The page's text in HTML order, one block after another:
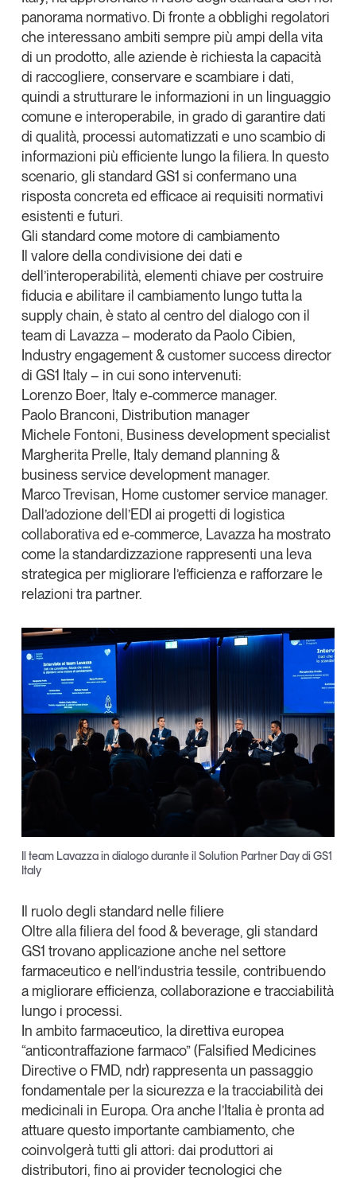
panorama normativo. Di fronte a obblighi regolatori
che interessano ambiti sempre più ampi della vita
di un prodotto, alle aziende è richiesta la capacità
di raccogliere, conservare e scambiare i dati,
quindi a strutturare le informazioni in un linguaggio
comune e interoperabile, in grado di garantire dati
di qualità, processi automatizzati e uno scambio di
informazioni più efficiente lungo la filiera. In questo
scenario, gli standard GS1 si confermano una
risposta concreta ed efficace ai requisiti normativi
esistenti e futuri.
Gli standard come motore di cambiamento
Il valore della condivisione dei dati e
dell’interoperabilità, elementi chiave per costruire
fiducia e abilitare il cambiamento lungo tutta la
supply chain, è stato al centro del dialogo con il
team di Lavazza– moderato da Paolo Cibien,
Industry engagement & customer success director
di GS1 Italy – in cui sono intervenuti:
Lorenzo Boer, Italy e-commerce manager.
Paolo Branconi, Distribution manager
Michele Fontoni, Business development specialist
Margherita Prelle, Italy demand planning &
business service development manager.
Marco Trevisan, Home customer service manager.
Dall’adozione dell’EDI ai progetti di logistica
collaborativa ed e-commerce, Lavazza ha mostrato
come lastandardizzazionerappresenti una leva
strategica per migliorare l’efficienza e rafforzare le
relazioni tra partner.
Il team Lavazza in dialogo durante il Solution Partner Day di GS1
Italy
Il ruolo degli standard nelle filiere
Oltre alla filiera del food & beverage, gli standard
GS1 trovano applicazione anche nel settore
farmaceutico e nell’industria tessile, contribuendo
a migliorare efficienza, collaborazione e tracciabilità
lungo i processi.
In ambito farmaceutico, ladirettiva europea
“anticontraffazione farmaco”(Falsified Medicines
Directive o FMD, ndr) rappresenta un passaggio
fondamentale per la sicurezza e latracciabilità dei
medicinali in Europa. Ora anche l’Italia è pronta ad
attuare questo importante cambiamento, che
coinvolgerà tutti gli attori: dai produttori ai
distributori, fino ai provider tecnologici che